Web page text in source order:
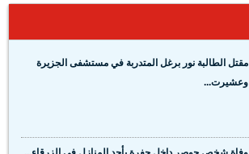
مقتل الطالبة نور برغل المتدربة في مستشفى الجزيرة
وعشيرت...